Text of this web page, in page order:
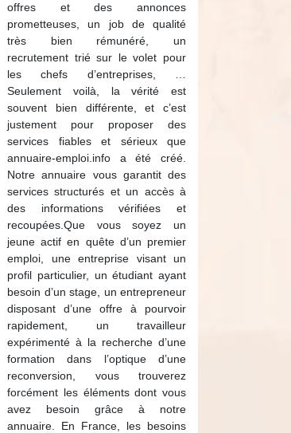
offres et des annonces
prometteuses, un job de qualité
très bien rémunéré, un
recrutement trié sur le volet pour
les chefs d’entreprises, …
Seulement voilà, la vérité est
souvent bien différente, et c’est
justement pour proposer des
services fiables et sérieux que
annuaire-emploi.info a été créé.
Notre annuaire vous garantit des
services structurés et un accès à
des informations vérifiées et
recoupées.Que vous soyez un
jeune actif en quête d’un premier
emploi, une entreprise visant un
profil particulier, un étudiant ayant
besoin d’un stage, un entrepreneur
disposant d’une offre à pourvoir
rapidement, un travailleur
expérimenté à la recherche d’une
formation dans l’optique d’une
reconversion, vous trouverez
forcément les éléments dont vous
avez besoin grâce à notre
annuaire. En France, les besoins